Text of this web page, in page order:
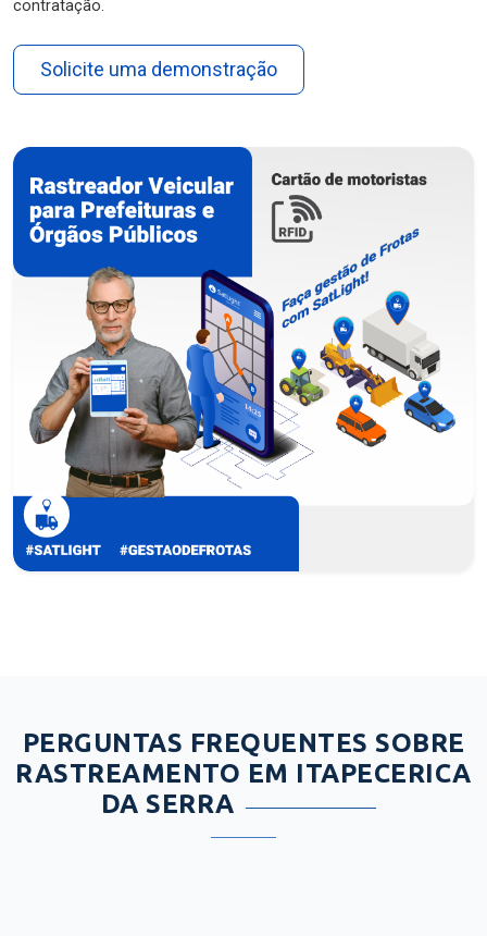
contratação.
Solicite uma demonstração
PERGUNTAS FREQUENTES SOBRE
RASTREAMENTO EM ITAPECERICA
DA SERRA